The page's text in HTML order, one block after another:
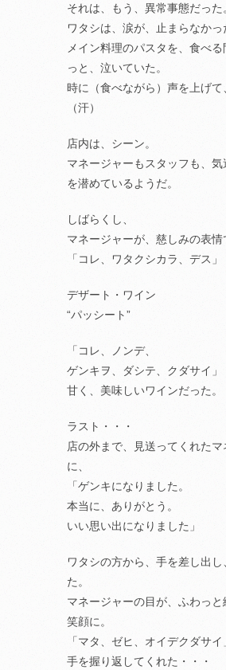
それは、もう、異常事態だった
ワタシは、涙が、止まらなかっ
メイン料理のパスタを、食べ
っと、泣いていた。
時に（食べながら）声を上げて
（汗）
店内は、シーン。
マネージャーもスタッフも、気
を潜めているようだ。
しばらくし、
マネージャーが、慈しみの表情
「コレ、ワタクシカラ、デス」
デザート・ワイン
“パッシート”
「コレ、ノンデ、
ゲンキヲ、ダシテ、クダサイ」
甘く、美味しいワインだった。
ラスト・・・
店の外まで、見送ってくれたマ
に、
「ゲンキになりました。
本当に、ありがとう。
いい思い出になりました」
ワタシの方から、手を差し出
た。
マネージャーの目が、ふわっ
笑顔に。
「マタ、ゼヒ、オイデクダサイ
手を握り返してくれた・・・